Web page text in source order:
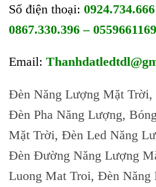
Số điện thoại:
0867.330.396 – 0559661169
Email:
Đèn Năng Lượng Mặt
Đèn Pha Năng Lượng,
Mặt Trời, Đèn Led Năng
Đèn Đường Năng Lượng
Luong Mat Troi, Đèn